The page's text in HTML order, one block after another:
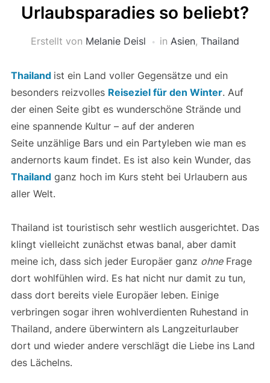
Urlaubsparadies so beliebt?
Erstellt von Melanie Deisl in Asien, Thailand
Thailand ist ein Land voller Gegensätze und ein
besonders reizvolles Reiseziel für den Winter. Auf
der einen Seite gibt es wunderschöne Strände und
eine spannende Kultur – auf der anderen
Seite unzählige Bars und ein Partyleben wie man es
andernorts kaum findet. Es ist also kein Wunder, das
Thailandganz hoch im Kurs steht bei Urlaubern aus
aller Welt.
Thailand ist touristisch sehr westlich ausgerichtet. Das
klingt vielleicht zunächst etwas banal, aber damit
meine ich, dass sich jeder Europäer ganz ohneFrage
dort wohlfühlen wird. Es hat nicht nur damit zu tun,
dass dort bereits viele Europäer leben. Einige
verbringen sogar ihren wohlverdienten Ruhestand in
Thailand, andere überwintern als Langzeiturlauber
dort und wieder andere verschlägt die Liebe ins Land
des Lächelns.